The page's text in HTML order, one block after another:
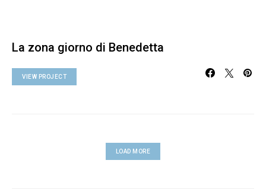
La zona giorno di Benedetta
VIEW PROJECT
LOAD MORE